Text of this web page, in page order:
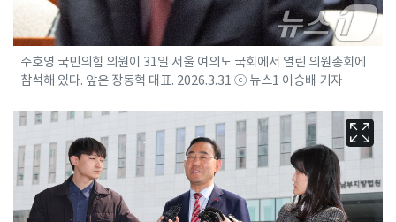
주호영 국민의힘 의원이 31일 서울 여의도 국회에서 열린 의원총회에
참석해 있다. 앞은 장동혁 대표. 2026.3.31 ⓒ 뉴스1 이승배 기자